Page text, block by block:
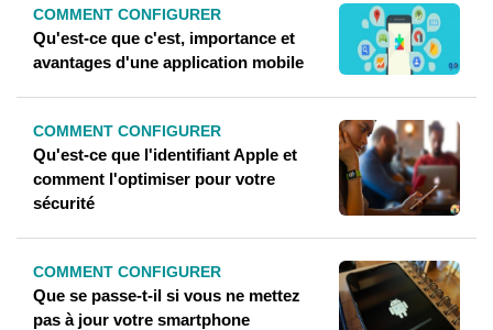
COMMENT CONFIGURER
Qu'est-ce que c'est, importance et
avantages d'une application mobile
COMMENT CONFIGURER
Qu'est-ce que l'identifiant Apple et
comment l'optimiser pour votre
sécurité
COMMENT CONFIGURER
Que se passe-t-il si vous ne mettez
pas à jour votre smartphone